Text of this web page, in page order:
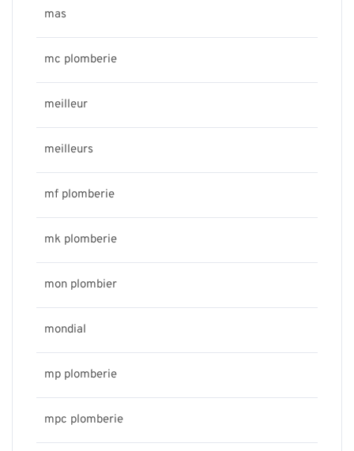
mas
mc plomberie
meilleur
meilleurs
mf plomberie
mk plomberie
mon plombier
mondial
mp plomberie
mpc plomberie